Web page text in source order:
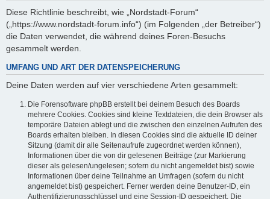
Diese Richtlinie beschreibt, wie „Nordstadt-Forum“
(„https://www.nordstadt-forum.info“) (im Folgenden „der Betreiber“)
die Daten verwendet, die während deines Foren-Besuchs
gesammelt werden.
UMFANG UND ART DER DATENSPEICHERUNG
Deine Daten werden auf vier verschiedene Arten gesammelt:
Die Forensoftware phpBB erstellt bei deinem Besuch des Boards
mehrere Cookies. Cookies sind kleine Textdateien, die dein Browser als
temporäre Dateien ablegt und die zwischen den einzelnen Aufrufen des
Boards erhalten bleiben. In diesen Cookies sind die aktuelle ID deiner
Sitzung (damit dir alle Seitenaufrufe zugeordnet werden können),
Informationen über die von dir gelesenen Beiträge (zur Markierung
dieser als gelesen/ungelesen; sofern du nicht angemeldet bist) sowie
Informationen über deine Teilnahme an Umfragen (sofern du nicht
angemeldet bist) gespeichert. Ferner werden deine Benutzer-ID, ein
Authentifizierungsschlüssel und eine Session-ID gespeichert. Die